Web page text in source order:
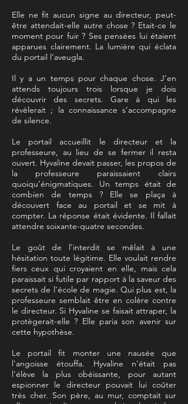
Elle ne fit aucun signe au directeur, peut-
être attendait-elle autre chose ? Etait-ce le
moment pour fuir ? Ses pensées lui étaient
apparues clairement. La lumière qui éclata
du portail l’aveugla.
Il y a un temps pour chaque chose. J’en
attends toujours trois lorsque je dois
découvrir des secrets. Gare à qui les
révèlerait ; la connaissance s’accompagne
de silence.
Le portail accueillit le directeur et la
professeure, au lieu de se fermer il resta
ouvert. Hyvaline devait passer, les propos de
la professeure paraissaient clairs
quoiqu’énigmatiques. Un temps était de
combien de temps ? Elle se plaça à
découvert face au portail et se mit à
compter. La réponse était évidente. Il fallait
attendre soixante-quatre secondes.
Le goût de l’interdit se mêlait à une
hésitation toute légitime. Elle voulait rendre
fiers ceux qui croyaient en elle, mais cela
paraissait si futile par rapport à la saveur des
secrets de l’école de magie. Qui plus est, la
professeure semblait être en colère contre
le directeur. Si Hyvaline se faisait attraper, la
protègerait-elle ? Elle paria son avenir sur
cette hypothèse.
Le portail fit monter une nausée que
l'angoisse étouffa. Hyvaline n'était pas
l'élève la plus obéissante, pour autant
espionner le directeur pouvait lui coûter
très cher. Son père, au mur, comptait sur